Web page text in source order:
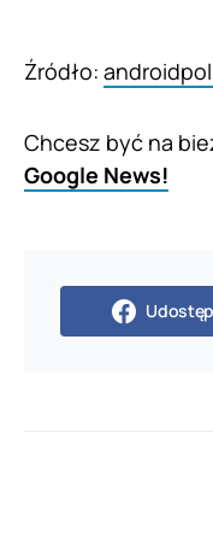
Źródło:
Chcesz być na
Google News!